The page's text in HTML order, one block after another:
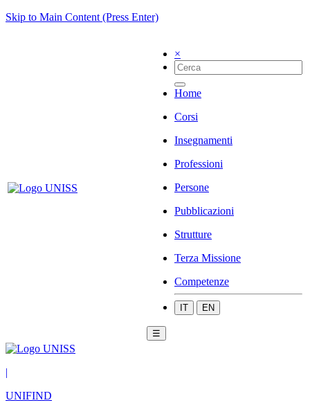
Skip to Main Content (Press Enter)
×
Home
Corsi
Insegnamenti
Professioni
Persone
Pubblicazioni
Strutture
Terza Missione
Competenze
IT EN
☰
|
UNIFIND